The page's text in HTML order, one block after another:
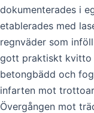
dokumenterades i
etablerades med
regnväder som
gott praktiskt kvitto
betongbädd och
infarten mot
Övergången mot